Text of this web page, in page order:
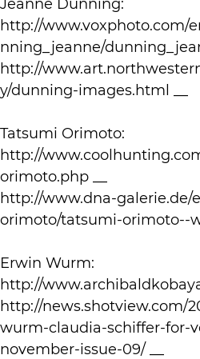
Jeanne Dunning:
http://www.voxphoto.com/
nning_jeanne/
http://
y/dunning-images.html __
Tatsumi Orimoto:
http://
orimoto.php __
http://www.dna-galerie.de/
orimoto/tatsumi-orimoto--
Erwin Wurm:
http://
http://news.shotview.com/
wurm-claudia-schiffer-for-
november-issue-09/ __